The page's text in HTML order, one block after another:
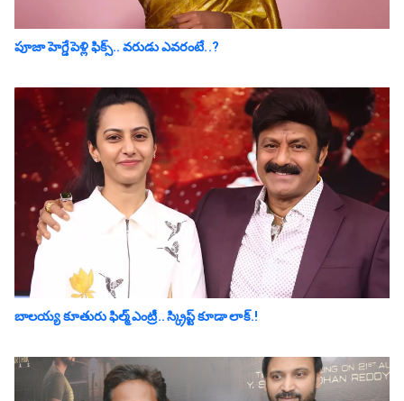
పూజా హెగ్డే పెళ్లి ఫిక్స్.. వరుడు ఎవరంటే..?
బాల‌య్య కూతురు ఫిల్మ్ ఎంట్రీ.. స్క్రిప్ట్ కూడా లాక్.!